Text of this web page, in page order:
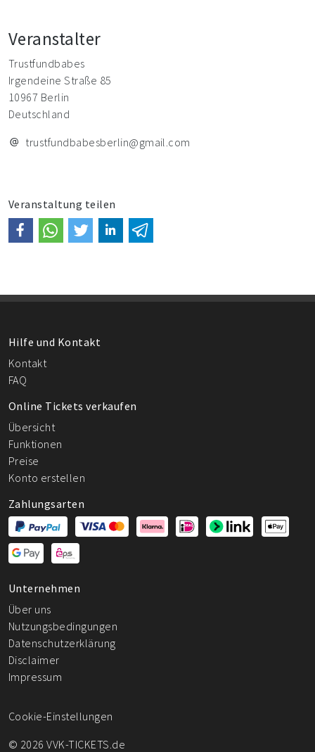
Veranstalter
Trustfundbabes
Irgendeine Straße 85
10967 Berlin
Deutschland
trustfundbabesberlin@gmail.com
Veranstaltung teilen
Hilfe und Kontakt
Kontakt
FAQ
Online Tickets verkaufen
Übersicht
Funktionen
Preise
Konto erstellen
Zahlungsarten
Unternehmen
Über uns
Nutzungsbedingungen
Datenschutzerklärung
Disclaimer
Impressum
© 2026 VVK-TICKETS.de
Cookie-Einstellungen